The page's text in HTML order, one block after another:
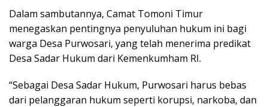
Dalam sambutannya, Camat Tomoni Timur
menegaskan pentingnya penyuluhan hukum ini bagi
warga Desa Purwosari, yang telah menerima predikat
Desa Sadar Hukum dari Kemenkumham RI.
“Sebagai Desa Sadar Hukum, Purwosari harus bebas
dari pelanggaran hukum seperti korupsi, narkoba, dan